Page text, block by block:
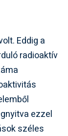
Eddig a
radioaktív
ezzel
széles